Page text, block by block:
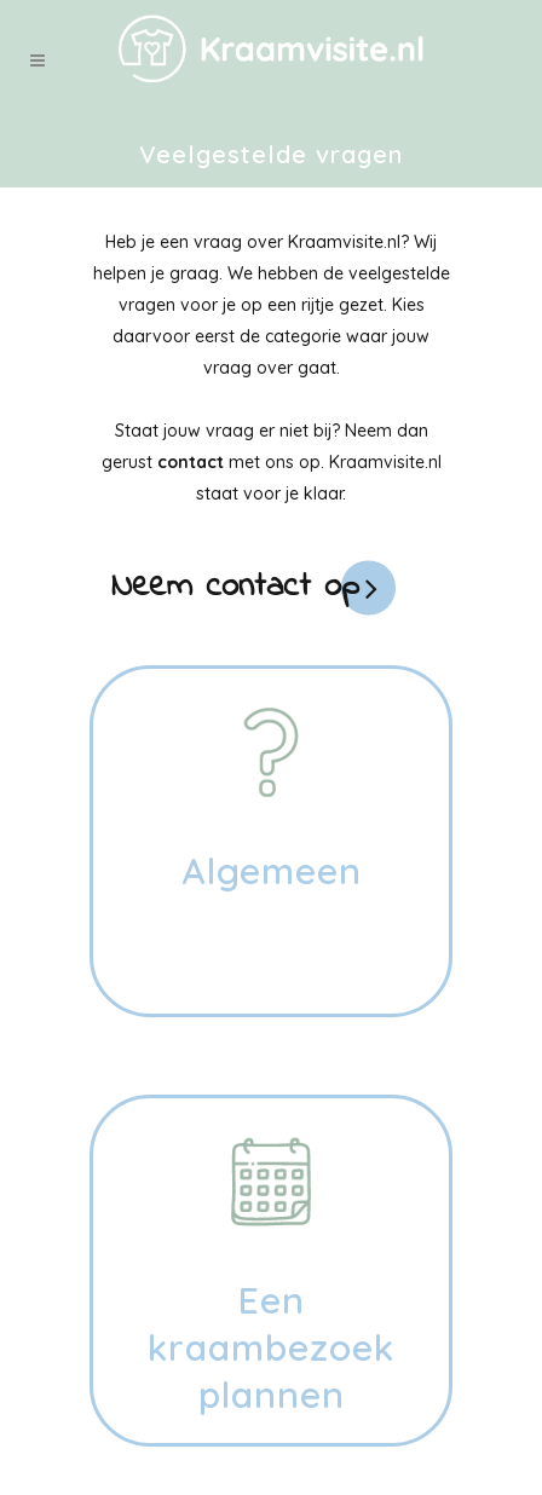
Veelgestelde vragen
Heb je een vraag over Kraamvisite.nl? Wij
helpen je graag. We hebben de veelgestelde
vragen voor je op een rijtje gezet. Kies
daarvoor eerst de categorie waar jouw
vraag over gaat.
Staat jouw vraag er niet bij? Neem dan
gerust contactmet ons op. Kraamvisite.nl
staat voor je klaar.
Neem contact op
Algemeen
Een
kraambezoek
plannen